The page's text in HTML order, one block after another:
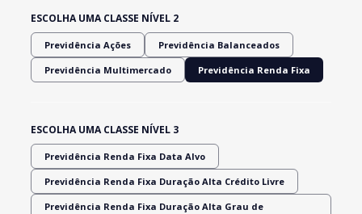
ESCOLHA UMA CLASSE NÍVEL 2
Previdência Ações Previdência Balanceados
Previdência Multimercado Previdência Renda Fixa
ESCOLHA UMA CLASSE NÍVEL 3
Previdência Renda Fixa Data Alvo
Previdência Renda Fixa Duração Alta Crédito Livre
Previdência Renda Fixa Duração Alta Grau de